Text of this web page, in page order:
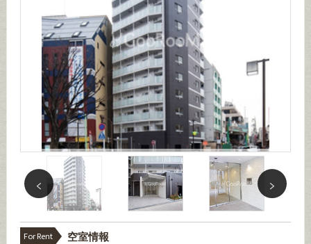
For Rent 空室情報